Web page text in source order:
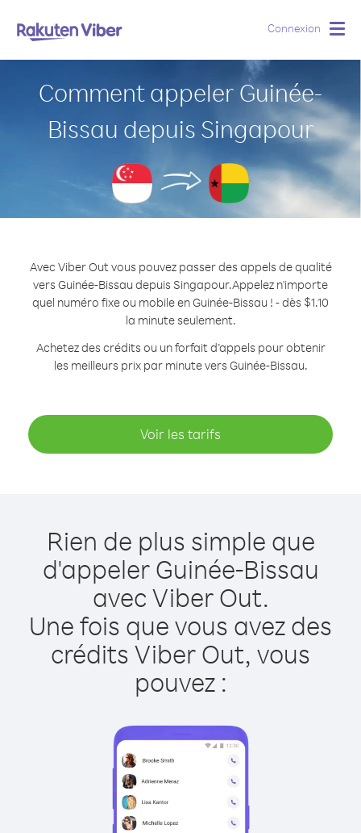
Connexion
Comment appeler Guinée-
Bissau depuis Singapour
Avec Viber Out vous pouvez passer des appels de qualité
vers Guinée-Bissau depuis Singapour.Appelez n'importe
quel numéro fixe ou mobile en Guinée-Bissau ! - dès $1.10
la minute seulement.
Achetez des crédits ou un forfait d’appels pour obtenir
les meilleurs prix par minute vers Guinée-Bissau.
Voir les tarifs
Rien de plus simple que
d'appeler Guinée-Bissau
avec Viber Out.
Une fois que vous avez des
crédits Viber Out, vous
pouvez :